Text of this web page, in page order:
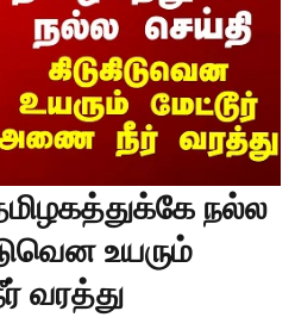
நல்ல
உயரும்
வரத்து